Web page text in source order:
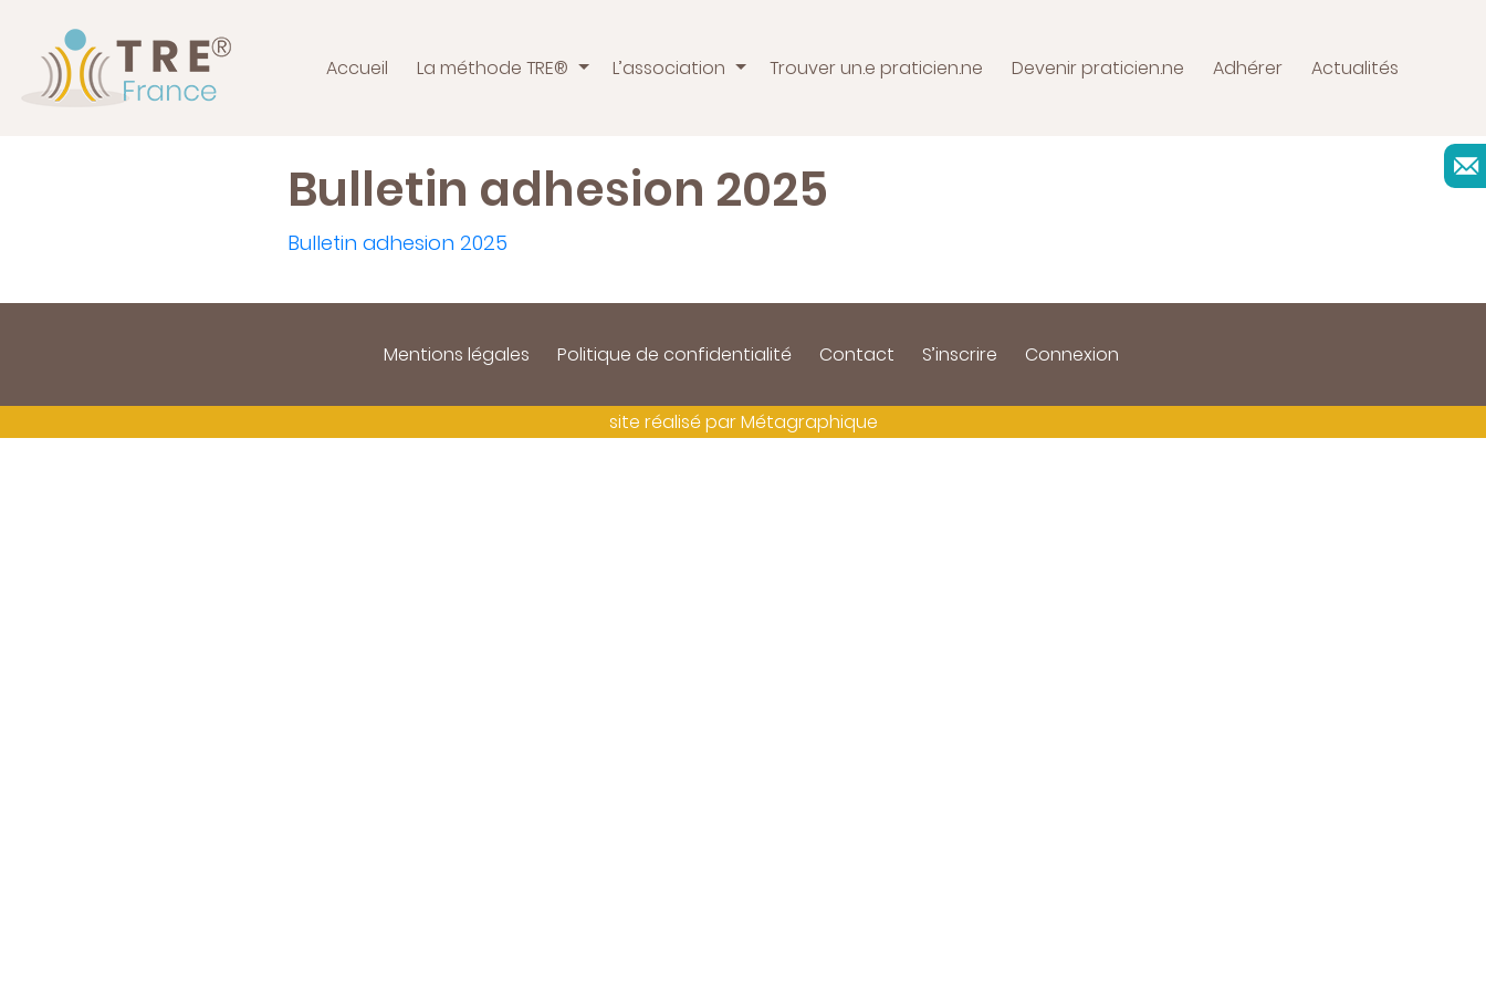
Accueil La méthode TRE® L’association Trouver un.e praticien.ne Devenir praticien.ne Adhérer Actualités
Bulletin adhesion 2025
Bulletin adhesion 2025
Mentions légales Politique de confidentialité Contact S’inscrire Connexion
site réalisé parMétagraphique